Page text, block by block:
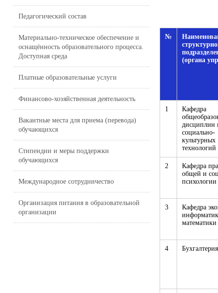
Педагогический состав
Материально-техническое обеспечение и
оснащённость образовательного процесса.
Доступная среда
Платные образовательные услуги
Финансово-хозяйственная деятельность
Вакантные места для приема (перевода)
обучающихся
Стипендии и меры поддержки
обучающихся
Международное сотрудничество
Организация питания в образовательной
организации
№
(органа
1
Кафедра
дисциплин
социально-
культурных
технологий
2
Кафедра
общей и
психологии
3
Кафедра
математики
4 Бухгалтерия